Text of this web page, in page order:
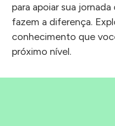
para apoiar sua
fazem a diferença.
conhecimento que
próximo nível.